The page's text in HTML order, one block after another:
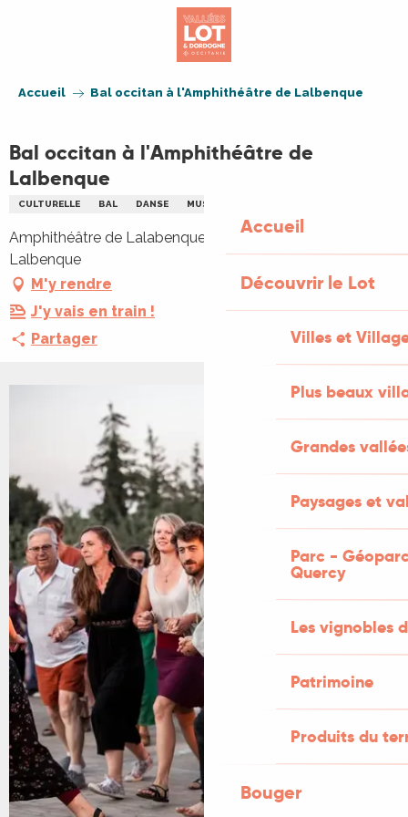
Accueil
Découvrir le Lot
Villes et
Plus beaux
Grandes
Paysages et
Parc -
Quercy
Les vignobles
Patrimoine
Produits du
Bouger
Accueil Bal occitan à l'Amphithéâtre de Lalbenque
Bal occitan à l'Amphithéâtre de
Lalbenque
CULTURELLE BAL DANSE MUSIQUE TRADITIONNELLE
Amphithéâtre de Lalabenque, 51 rue du sol, 46230
Lalbenque
M'y rendre
J'y vais en train !
Partager